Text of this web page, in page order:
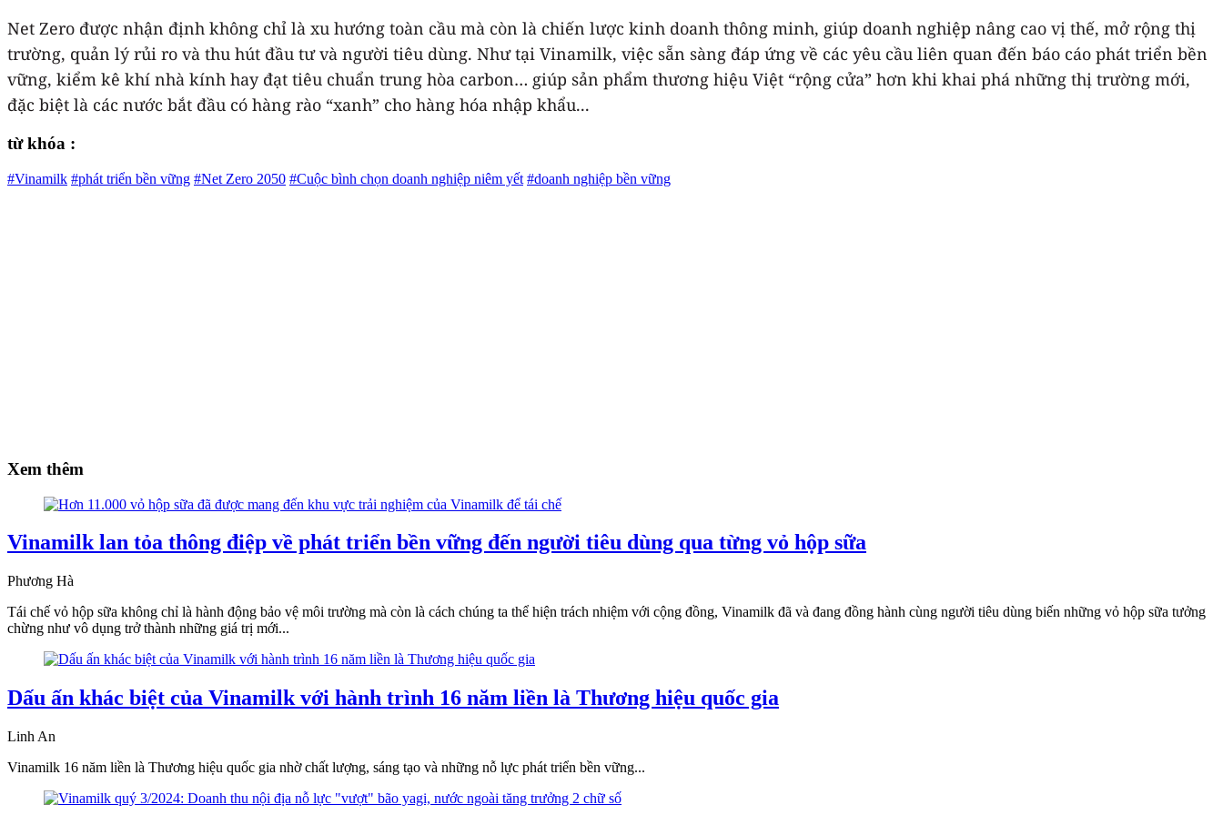
Net Zero được nhận định không chỉ là xu hướng toàn cầu mà còn là chiến lược kinh doanh thông minh, giúp doanh nghiệp nâng cao vị thế, mở rộng thị
trường, quản lý rủi ro và thu hút đầu tư và người tiêu dùng. Như tại Vinamilk, việc sẵn sàng đáp ứng về các yêu cầu liên quan đến báo cáo phát triển bền
vững, kiểm kê khí nhà kính hay đạt tiêu chuẩn trung hòa carbon… giúp sản phẩm thương hiệu Việt “rộng cửa” hơn khi khai phá những thị trường mới,
đặc biệt là các nước bắt đầu có hàng rào “xanh” cho hàng hóa nhập khẩu...
từ khóa :
#Vinamilk #phát triển bền vững #Net Zero 2050 #Cuộc bình chọn doanh nghiệp niêm yết #doanh nghiệp bền vững
Xem thêm
Vinamilk lan tỏa thông điệp về phát triển bền vững đến người tiêu dùng qua từng vỏ hộp sữa
Phương Hà
Tái chế vỏ hộp sữa không chỉ là hành động bảo vệ môi trường mà còn là cách chúng ta thể hiện trách nhiệm với cộng đồng, Vinamilk đã và đang đồng hành cùng người tiêu dùng biến những vỏ hộp sữa tưởng
chừng như vô dụng trở thành những giá trị mới...
Dấu ấn khác biệt của Vinamilk với hành trình 16 năm liền là Thương hiệu quốc gia
Linh An
Vinamilk 16 năm liền là Thương hiệu quốc gia nhờ chất lượng, sáng tạo và những nỗ lực phát triển bền vững...